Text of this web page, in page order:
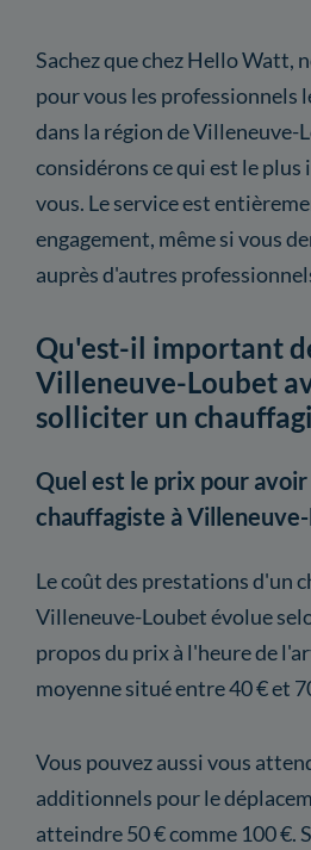
Sachez que chez Hello Watt,
pour vous les professionnels
dans la région de Villeneuve-
considérons ce qui est le
vous. Le service est
engagement, même si vous
auprès d'autres
Qu'est-il important
Villeneuve-Loubet
solliciter un
Quel est le prix pour
chauffagiste à
Le coût des prestations d'un
Villeneuve-Loubet évolue
propos du prix à l'heure de
moyenne situé entre 40 € et
Vous pouvez aussi vous
additionnels pour le
atteindre 50 € comme 100 €.